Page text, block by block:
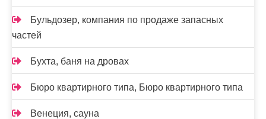
Бульдозер, компания по продаже запасных
частей
Бухта, баня на дровах
Бюро квартирного типа, Бюро квартирного типа
Венеция, сауна